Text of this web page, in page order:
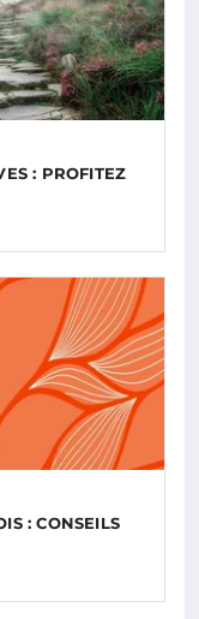
: PROFITEZ
: CONSEILS